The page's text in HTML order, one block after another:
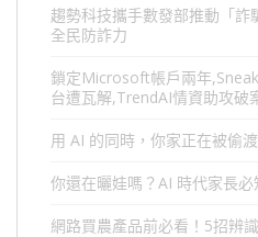
趨勢科技攜手數發部推動「詐
全民防詐力
鎖定Microsoft帳戶兩年
台遭瓦解,TrendAI情資助攻破
用 AI 的同時，你家正在被偷
你還在曬娃嗎？AI 時代家長
網路買農產品前必看！5招辨